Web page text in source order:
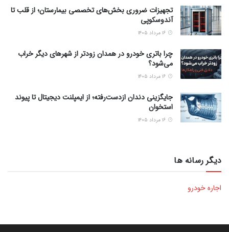
تجهیزات ضروری بخش‌های تخصصی بیمارستان؛ از قلب تا
آندوسکوپی
چرا باتری خودرو در همدان زودتر از شهرهای دیگر خراب
می‌شود؟
جایگزینی دندان ازدست‌رفته؛ از ایمپلنت دیجیتال تا پیوند
استخوان
دیگر رسانه ها
اجاره خودرو